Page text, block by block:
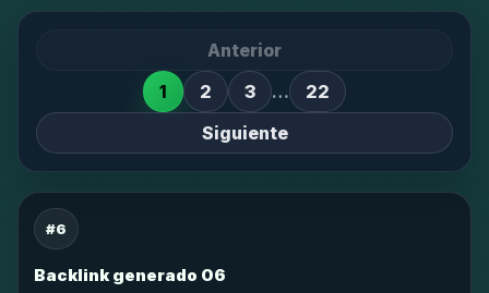
Anterior
1
2 3 …
22
Siguiente
#6
Backlink generado 06